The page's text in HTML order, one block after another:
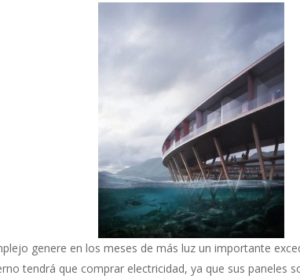
genere en los meses de más luz un importante
tendrá que comprar electricidad, ya que sus paneles